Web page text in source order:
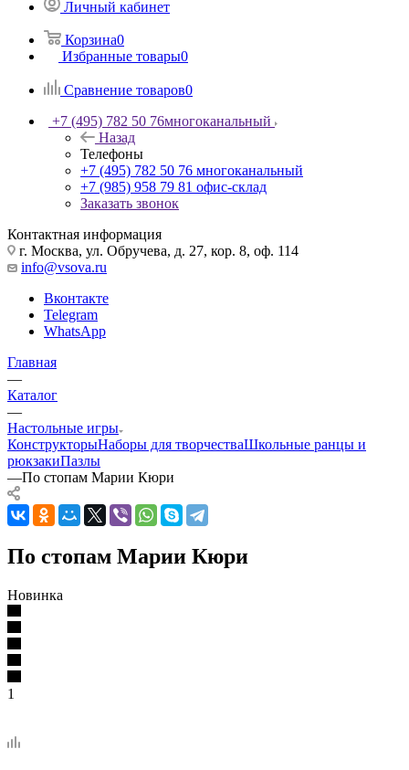
Личный кабинет
Корзина0
Избранные товары0
Сравнение товаров0
+7 (495) 782 50 76многоканальный
Назад
Телефоны
+7 (495) 782 50 76 многоканальный
+7 (985) 958 79 81 офис-склад
Заказать звонок
Контактная информация
г. Москва, ул. Обручева, д. 27, кор. 8, оф. 114
info@vsova.ru
Вконтакте
Telegram
WhatsApp
Главная
—
Каталог
—
Настольные игры
КонструкторыНаборы для творчестваШкольные ранцы и
рюкзакиПазлы
—По стопам Марии Кюри
По стопам Марии Кюри
Новинка
1